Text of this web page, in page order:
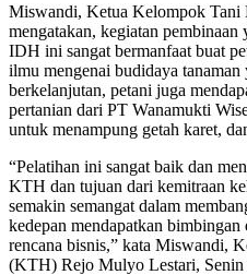
Miswandi, Ketua Kelompok
mengatakan, kegiatan
IDH ini sangat bermanfaat buat
ilmu mengenai budidaya
berkelanjutan, petani juga
pertanian dari PT Wanamukti
untuk menampung getah karet,
“Pelatihan ini sangat baik dan
KTH dan tujuan dari kemitraan
semakin semangat dalam
kedepan mendapatkan
rencana bisnis,” kata Miswandi,
(KTH) Rejo Mulyo Lestari, Senin